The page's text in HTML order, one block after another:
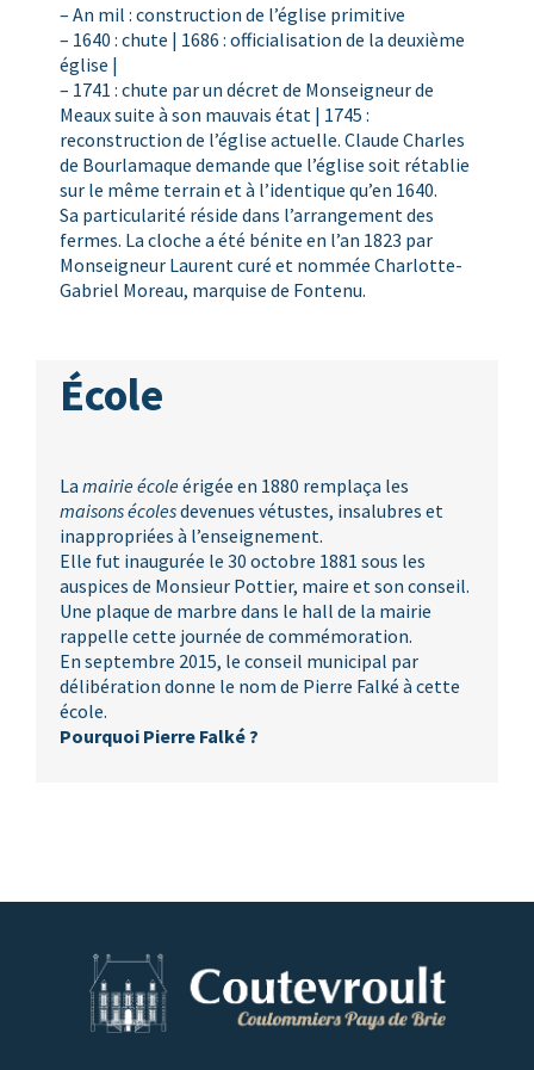
– An mil : construction de l’église primitive
– 1640 : chute | 1686 : officialisation de la deuxième
église |
– 1741 : chute par un décret de Monseigneur de
Meaux suite à son mauvais état | 1745 :
reconstruction de l’église actuelle. Claude Charles
de Bourlamaque demande que l’église soit rétablie
sur le même terrain et à l’identique qu’en 1640.
Sa particularité réside dans l’arrangement des
fermes. La cloche a été bénite en l’an 1823 par
Monseigneur Laurent curé et nommée Charlotte-
Gabriel Moreau, marquise de Fontenu.
École
La mairie écoleérigée en 1880 remplaça les
maisons écolesdevenues vétustes, insalubres et
inappropriées à l’enseignement.
Elle fut inaugurée le 30 octobre 1881 sous les
auspices de Monsieur Pottier, maire et son conseil.
Une plaque de marbre dans le hall de la mairie
rappelle cette journée de commémoration.
En septembre 2015, le conseil municipal par
délibération donne le nom de Pierre Falké à cette
école.
Pourquoi Pierre Falké ?